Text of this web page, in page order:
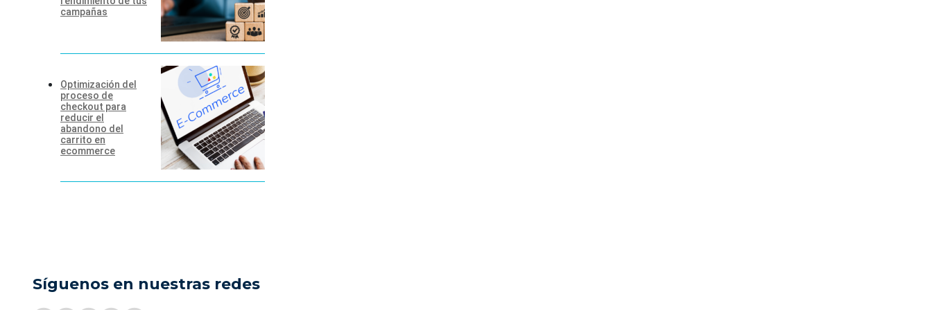
campañas
Optimización del
proceso de
checkout para
reducir el
abandono del
carrito en
ecommerce
Síguenos en nuestras redes